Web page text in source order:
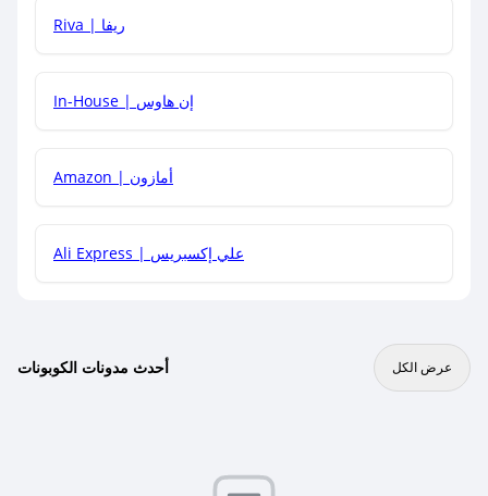
هل يمكنني جمع كود خصم مع العروض الأخرى؟
Riva | ريفا
In-House | إن هاوس
Amazon | أمازون
Ali Express | علي إكسبريس
أحدث مدونات الكوبونات عرض الكل